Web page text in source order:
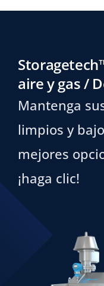
aire y gas /
Mantenga
limpios y
mejores
¡haga clic!